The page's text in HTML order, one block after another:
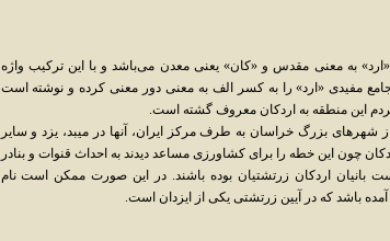
به معنی مقدس و «کان» یعنی معدن می‌باشد و با این ترکیب واژه
مفیدی «ارد» را به کسر الف به معنی دور معنی کرده و نوشته است
این منطقه به اردکان معروف گشته است.
از شهرهای بزرگ خراسان به طرف مرکز ایران، آنها در میبد، یزد و سایر
چون این خطه را برای کشاورزی مساعد دیدند به احداث قنوات و بنادر
بانیان اردکان زرتشتیان بوده باشند. در این صورت ممکن است نام
باشد که در آیین زرتشتی یکی از ایزدان است.